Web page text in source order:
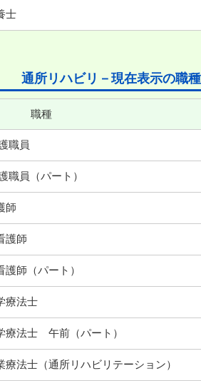
士
通所リハビリ－現在表示の職種
職種
職員
職員（パート）
師
護師
護師（パート）
療法士
療法士 午前（パート）
療法士（通所リハビリテーション）